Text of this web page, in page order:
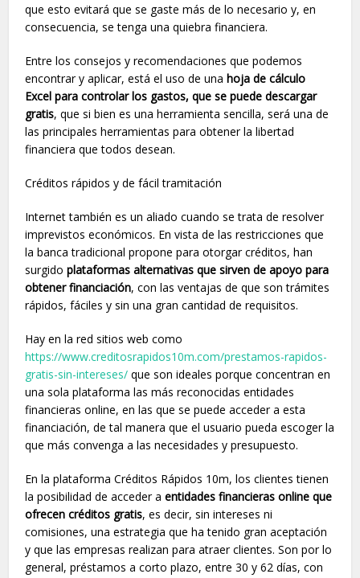
que esto evitará que se gaste más de lo necesario y, en
consecuencia, se tenga una quiebra financiera.
Entre los consejos y recomendaciones que podemos
encontrar y aplicar, está el uso de unahoja de cálculo
Excel para controlar los gastos, que se puede descargar
gratis, que si bien es una herramienta sencilla, será una de
las principales herramientas para obtener la libertad
financiera que todos desean.
Créditos rápidos y de fácil tramitación
Internet también es un aliado cuando se trata de resolver
imprevistos económicos. En vista de las restricciones que
la banca tradicional propone para otorgar créditos, han
surgidoplataformas alternativas que sirven de apoyo para
obtener financiación, con las ventajas de que son trámites
rápidos, fáciles y sin una gran cantidad de requisitos.
Hay en la red sitios web como
https://www.creditosrapidos10m.com/prestamos-rapidos-
gratis-sin-intereses/ que son ideales porque concentran en
una sola plataforma las más reconocidas entidades
financieras online, en las que se puede acceder a esta
financiación, de tal manera que el usuario pueda escoger la
que más convenga a las necesidades y presupuesto.
En la plataforma Créditos Rápidos 10m, los clientes tienen
la posibilidad de acceder aentidades financieras online que
ofrecen créditos gratis, es decir, sin intereses ni
comisiones, una estrategia que ha tenido gran aceptación
y que las empresas realizan para atraer clientes. Son por lo
general, préstamos a corto plazo, entre 30 y 62 días, con